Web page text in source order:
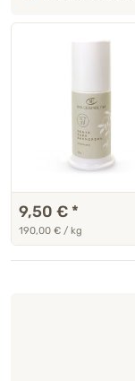
9,50 € *
190,00 € / kg